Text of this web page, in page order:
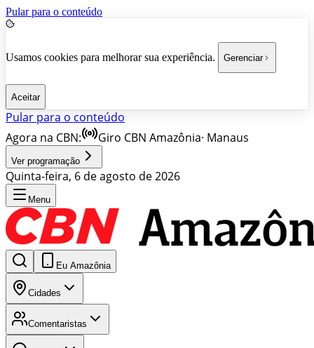
Pular para o conteúdo
Usamos cookies para melhorar sua experiência. Gerenciar
Aceitar
Pular para o conteúdo
Agora na CBN:
Giro CBN Amazônia· Manaus
Ver programação
Quinta-feira, 6 de agosto de 2026
Menu
Eu Amazônia
Cidades
Comentaristas